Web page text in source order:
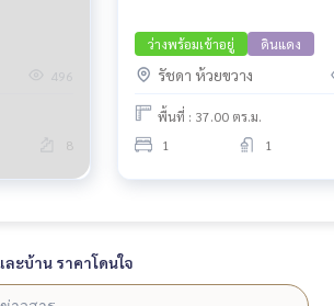
496
8
ว่างพร้อมเข้าอยู่ ดินแดง
รัชดา ห้วยขวาง
พื้นที่ : 37.00 ตร.ม.
1
1
ะบ้าน ราคาโดนใจ